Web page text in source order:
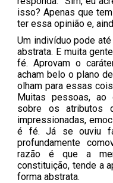
isso? Apenas que
ter essa opinião e,
Um indivíduo pode
abstrata. E muita
fé. Aprovam o
acham belo o plano
olham para essas
Muitas pessoas, ao
sobre os atributos
impressionadas,
é fé. Já se ouviu
profundamente
razão é que a
constituição, tende a
forma abstrata.